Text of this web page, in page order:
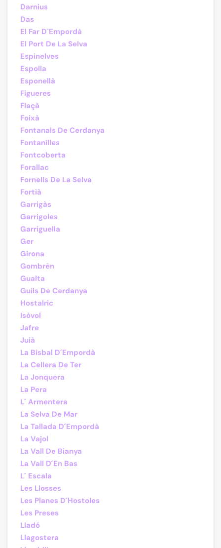
Darnius
Das
El Far D´Empordà
El Port De La Selva
Espinelves
Espolla
Esponellà
Figueres
Flaçà
Foixà
Fontanals De Cerdanya
Fontanilles
Fontcoberta
Forallac
Fornells De La Selva
Fortià
Garrigàs
Garrigoles
Garriguella
Ger
Girona
Gombrèn
Gualta
Guils De Cerdanya
Hostalric
Isòvol
Jafre
Juià
La Bisbal D´Empordà
La Cellera De Ter
La Jonquera
La Pera
L´ Armentera
La Selva De Mar
La Tallada D´Empordà
La Vajol
La Vall De Bianya
La Vall D´En Bas
L´ Escala
Les Llosses
Les Planes D´Hostoles
Les Preses
Lladó
Llagostera